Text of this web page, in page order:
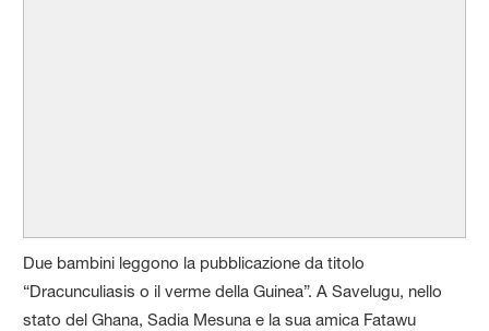
Due bambini leggono la pubblicazione da titolo
“Dracunculiasis o il verme della Guinea”. A Savelugu, nello
stato del Ghana, Sadia Mesuna e la sua amica Fatawu